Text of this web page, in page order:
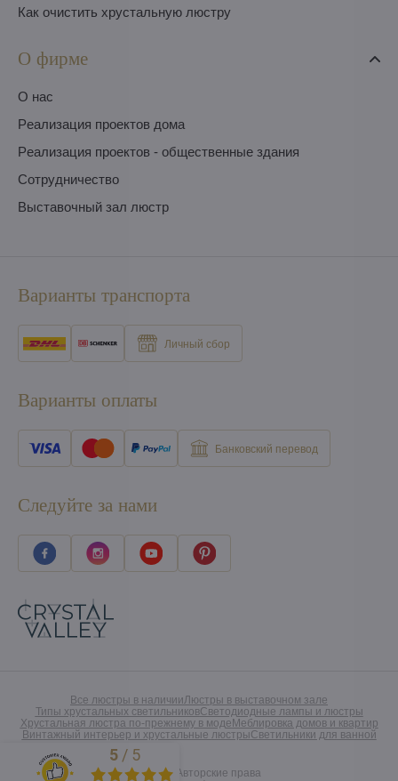
Как очистить хрустальную люстру
О фирме
O нас
Pеализация проектов дома
Pеализация проектов - общественные здания
Сотрудничество
Выставочный зал люстр
Варианты транспорта
Личный сбор
Варианты оплаты
Банковский перевод
Следуйте за нами
Все люстры в наличииЛюстры в выставочном зале
Типы хрустальных светильниковСветодиодные лампы и люстры
Хрустальная люстра по-прежнему в моде Меблировка домов и квартир
Винтажный интерьер и хрустальные люстрыСветильники для ванной
©2026Авторские права
Excellent
5 / 5